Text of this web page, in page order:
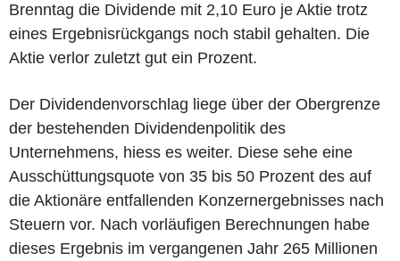
Brenntag die Dividende mit 2,10 Euro je Aktie trotz
eines Ergebnisrückgangs noch stabil gehalten. Die
Aktie verlor zuletzt gut ein Prozent.
Der Dividendenvorschlag liege über der Obergrenze
der bestehenden Dividendenpolitik des
Unternehmens, hiess es weiter. Diese sehe eine
Ausschüttungsquote von 35 bis 50 Prozent des auf
die Aktionäre entfallenden Konzernergebnisses nach
Steuern vor. Nach vorläufigen Berechnungen habe
dieses Ergebnis im vergangenen Jahr 265 Millionen